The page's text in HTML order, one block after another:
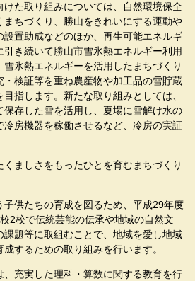
た取り組みについては、自然環境保全
ちづくり、勝山をきれいにする運動や
置助成などのほか、再生可能エネルギ
き続いて勝山市雪氷熱エネルギー利用
氷熱エネルギーを活用したまちづくり
検証等を重ね農産物や加工品の雪貯蔵
指します。新たな取り組みとしては、
存した雪を活用し、夏場に雪解け水の
房機器を稼働させるなど、冷房の実証
ましさをもったひとを育むまちづくり
供たちの育成を図るため、平成29年度
2校で伝統芸能の伝承や地域の自然文
題等に取組むことで、地域を愛し地域
するための取り組みを行います。
充実した理科・算数に関する教育を行